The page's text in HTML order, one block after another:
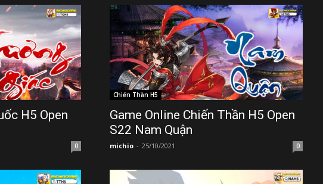
H5 Open
0
Chiến Thần H5
Game Online Chiến Thần H5 Open
S22 Nam Quận
michio - 25/10/2021 0